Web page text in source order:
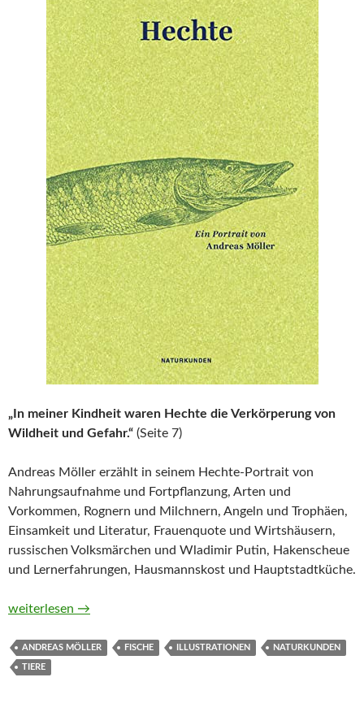
„In meiner Kindheit waren Hechte die Verkörperung von
Wildheit und Gefahr.“ (Seite 7)
Andreas Möller erzählt in seinem Hechte-Portrait von
Nahrungsaufnahme und Fortpflanzung, Arten und
Vorkommen, Rognern und Milchnern, Angeln und Trophäen,
Einsamkeit und Literatur, Frauenquote und Wirtshäusern,
russischen Volksmärchen und Wladimir Putin, Hakenscheue
und Lernerfahrungen, Hausmannskost und Hauptstadtküche.
Hechte. Ein Portrait von Andreas Möller
weiterlesen →
ANDREAS MÖLLER FISCHE ILLUSTRATIONEN NATURKUNDEN
TIERE